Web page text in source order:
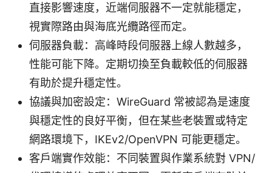
直接影響速度，近端伺服器不一定就能穩定，
視實際路由與海底光纜路徑而定。
伺服器負載：高峰時段伺服器上線人數越多，
性能可能下降。定期切換至負載較低的伺服器
有助於提升穩定性。
協議與加密設定：WireGuard 常被認為是速度
與穩定性的良好平衡，但在某些老裝置或特定
網路環境下，IKEv2/OpenVPN 可能更穩定。
客戶端實作效能：不同裝置與作業系統對 VPN/